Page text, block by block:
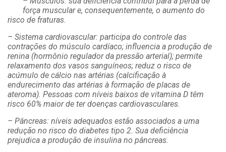
força muscular e, consequentemente, o aumento do
risco de fraturas.
– Sistema cardiovascular: participa do controle das
contrações do músculo cardíaco; influencia a produção de
renina (hormônio regulador da pressão arterial); permite
relaxamento dos vasos sanguíneos; reduz o risco de
acúmulo de cálcio nas artérias (calcificação à
endurecimento das artérias à formação de placas de
ateroma). Pessoas com níveis baixos de vitamina D têm
risco 60% maior de ter doenças cardiovasculares.
– Pâncreas: níveis adequados estão associados a uma
redução no risco do diabetes tipo 2. Sua deficiência
prejudica a produção de insulina no pâncreas.